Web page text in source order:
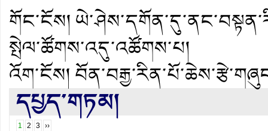
གོང་ངོས།
སྤེལ་ཚོགས་འདུ་འཚོགས་པ།
འོག་ངོས།
དཔྱད་གཏམ།
1 2 3 ››